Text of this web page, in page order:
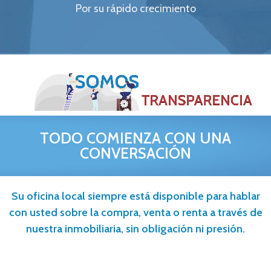
Por su rápido crecimiento
TODO COMIENZA CON UNA
CONVERSACIÓN
Su oficina local siempre está disponible para hablar
con usted sobre la compra, venta o renta a través de
nuestra inmobiliaria, sin obligación ni presión.